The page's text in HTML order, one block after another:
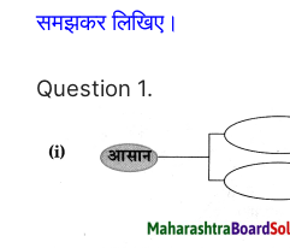
समझकर लिखिए।
Question 1.